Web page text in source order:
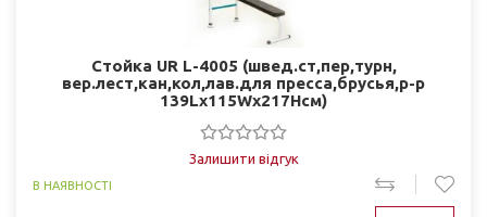
Стойка UR L-4005 (швед.ст,пер,турн,
вер.лест,кан,кол,лав.для пресса,брусья,р-р
139Lx115Wx217Hсм)
Залишити відгук
В НАЯВНОСТІ